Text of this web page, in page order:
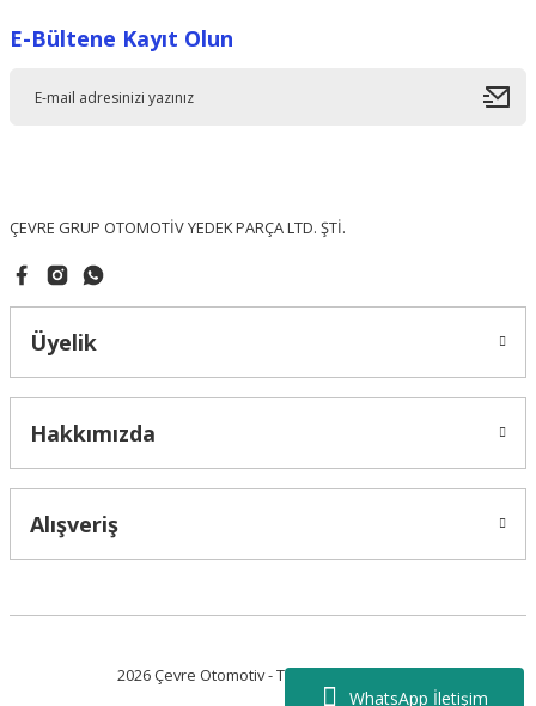
WhatsApp İletişim
Ürün resmi kalitesiz, bozuk veya görüntülenemiyor.
E-Bültene Kayıt Olun
ÇEVRE GRUP OTOMOTİV YEDEK PARÇA LTD. ŞTİ.
Üyelik
Hakkımızda
Alışveriş
2026 Çevre Otomotiv - Tüm Hakları Saklıdır.